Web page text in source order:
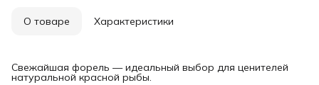
О товаре Характеристики
Свежайшая форель — идеальный выбор для ценителей
натуральной красной рыбы.